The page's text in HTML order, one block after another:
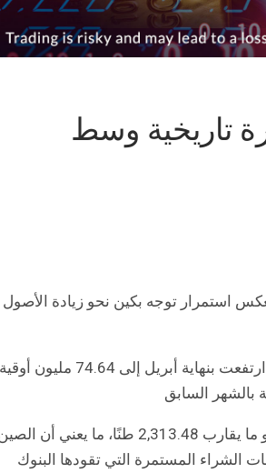
تاريخية وسط
استمرار توجه بكين نحو زيادة الأصول
وأظهرت بيانات البنك المركزي الصيني الصادرة اليوم الخميس أن احتياطيات الذهب ارتفعت بنهاية أبريل إلى 74.64
وكانت احتياطيات الذهب الصينية قد بلغت في نهاية مارس نحو 74.38 مليون أوقية، أو ما يقارب 2,313.48 طنًا، ما يعني أن
المستمرة التي تقودها البنوك